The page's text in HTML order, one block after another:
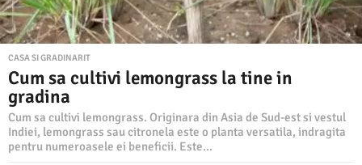
CASA SI GRADINARIT
Cum sa cultivi lemongrass la tine in
gradina
Cum sa cultivi lemongrass. Originara din Asia de Sud-est si vestul
Indiei, lemongrass sau citronela este o planta versatila, indragita
pentru numeroasele ei beneficii. Este...